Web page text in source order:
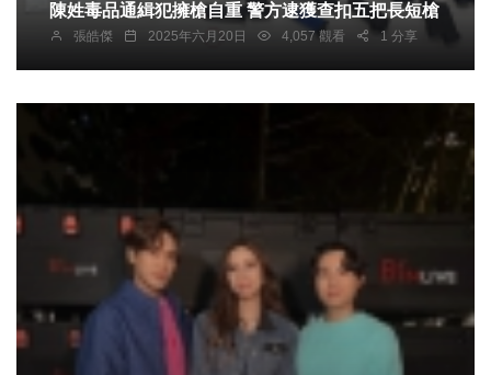
陳姓毒品通緝犯擁槍自重 警方逮獲查扣五把長短槍
張皓傑 2025年六月20日 4,057 觀看 1 分享